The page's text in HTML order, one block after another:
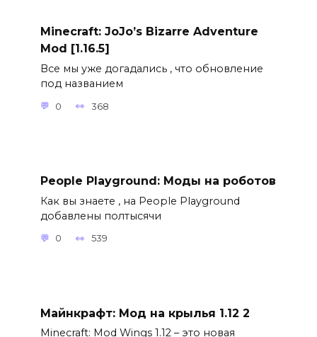
Minecraft: JoJo’s Bizarre Adventure
Mod [1.16.5]
Все мы уже догадались , что обновление
под названием
0 368
People Playground: Моды на роботов
Как вы знаете , на People Playground
добавлены полтысячи
0 539
Майнкрафт: Мод на крылья 1.12 2
Minecraft: Mod Wings 1.12 – это новая